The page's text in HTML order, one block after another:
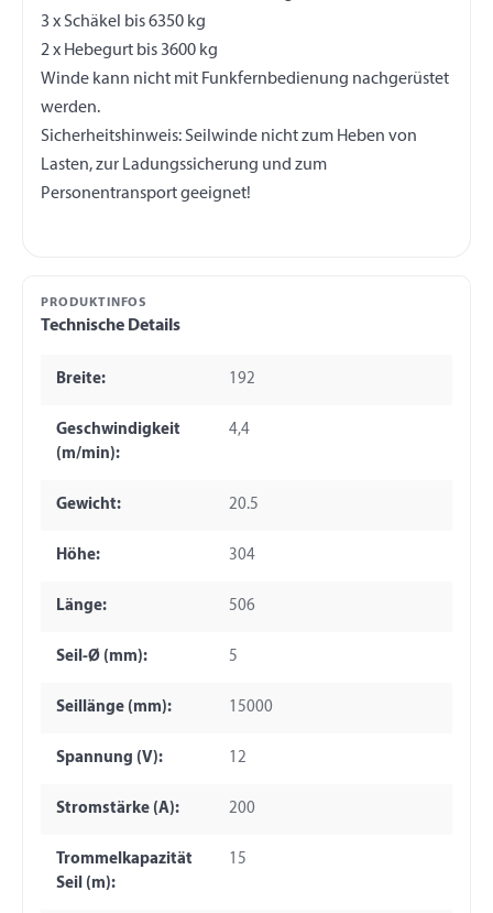
3 x Schäkel bis 6350 kg
2 x Hebegurt bis 3600 kg
Winde kann nicht mit Funkfernbedienung nachgerüstet
werden.
Sicherheitshinweis: Seilwinde nicht zum Heben von
Lasten, zur Ladungssicherung und zum
PRODUKTINFOS
Technische Details
Breite: 192
Geschwindigkeit
(m/min):
4,4
Gewicht: 20.5
Höhe: 304
Länge: 506
Seil-Ø (mm): 5
Seillänge (mm): 15000
Spannung (V): 12
Stromstärke (A): 200
Trommelkapazität
Seil (m):
15